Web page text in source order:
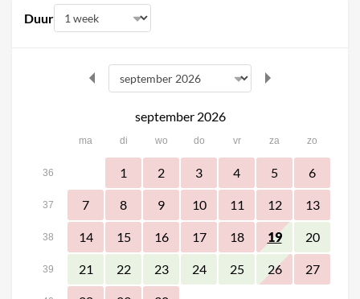
Duur
september 2026
ma di wo do vr za zo
36 1 2 3 4 5 6
37 7 8 9 10 11 12 13
38 14 15 16 17 18 19 20
39 21 22 23 24 25 26 27